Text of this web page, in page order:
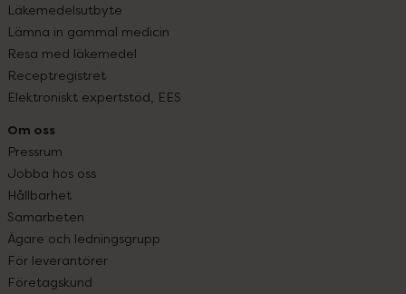
Läkemedelsutbyte
Lämna in gammal medicin
Resa med läkemedel
Receptregistret
Elektroniskt expertstöd, EES
Om oss
Pressrum
Jobba hos oss
Hållbarhet
Samarbeten
Ägare och ledningsgrupp
För leverantörer
Företagskund